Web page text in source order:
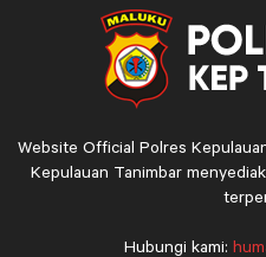
Website Official Polres
Kepulauan Tanimbar
Hubungi kami: